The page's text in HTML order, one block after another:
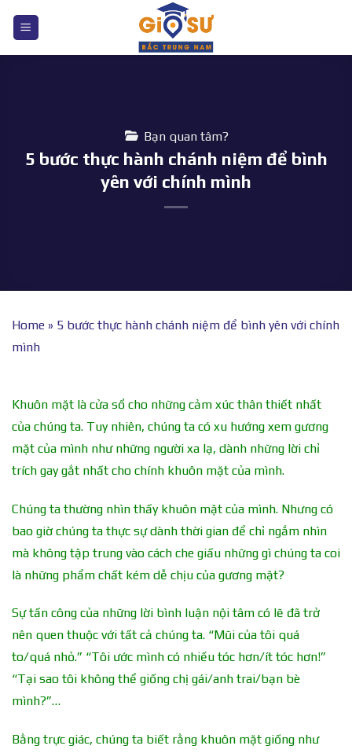
nội
Bạn quan tâm?
5 bước thực hành chánh niệm để bình
yên với chính mình
Home » 5 bước thực hành chánh niệm để bình yên với chính
mình
Khuôn mặt là cửa sổ cho những cảm xúc thân thiết nhất
của chúng ta. Tuy nhiên, chúng ta có xu hướng xem gương
mặt của mình như những người xa lạ, dành những lời chỉ
trích gay gắt nhất cho chính khuôn mặt của mình.
Chúng ta thường nhìn thấy khuôn mặt của mình. Nhưng có
bao giờ chúng ta thực sự dành thời gian để chỉ ngắm nhìn
mà không tập trung vào cách che giấu những gì chúng ta coi
là những phẩm chất kém dễ chịu của gương mặt?
Sự tấn công của những lời bình luận nội tâm có lẽ đã trở
nên quen thuộc với tất cả chúng ta. “Mũi của tôi quá
to/quá nhỏ.” “Tôi ước mình có nhiều tóc hơn/ít tóc hơn!”
“Tại sao tôi không thể giống chị gái/anh trai/bạn bè
mình?”…
Bằng trực giác, chúng ta biết rằng khuôn mặt giống như